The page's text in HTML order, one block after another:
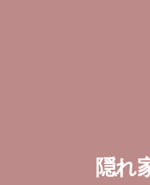
隠れ